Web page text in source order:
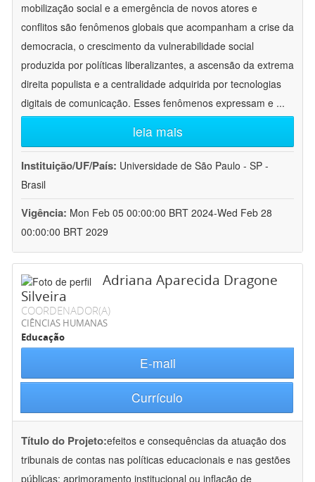
mobilização social e a emergência de novos atores e
conflitos são fenômenos globais que acompanham a crise da
democracia, o crescimento da vulnerabilidade social
produzida por políticas liberalizantes, a ascensão da extrema
direita populista e a centralidade adquirida por tecnologias
digitais de comunicação. Esses fenômenos expressam e ...
leia mais
Instituição/UF/País: Universidade de São Paulo - SP -
Brasil
Vigência: Mon Feb 05 00:00:00 BRT 2024-Wed Feb 28
00:00:00 BRT 2029
Adriana Aparecida Dragone
Silveira
COORDENADOR(A)
CIÊNCIAS HUMANAS
Educação
E-mail
Currículo
Título do Projeto:efeitos e consequências da atuação dos
tribunais de contas nas políticas educacionais e nas gestões
públicas: aprimoramento institucional ou inflação de